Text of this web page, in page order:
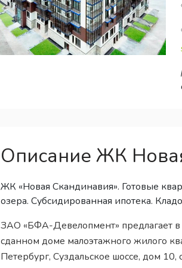
Описание ЖК
ЖК «Новая Скандинавия». Готовые
озера. Субсидированная ипотека.
ЗАО «БФА-Девелопмент» предлагает в
сданном доме малоэтажного жилого
Петербург, Суздальское шоссе, дом